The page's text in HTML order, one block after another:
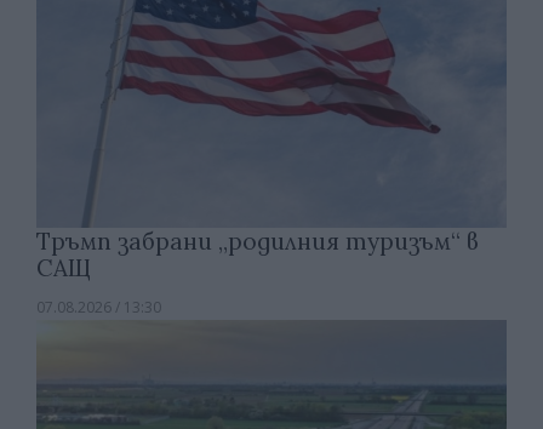
Тръмп забрани „родилния туризъм“ в
САЩ
07.08.2026 / 13:30